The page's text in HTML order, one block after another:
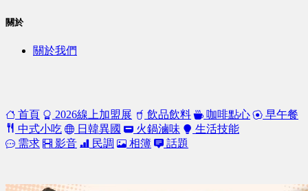
關於
關於我們
首頁 2026線上加盟展 飲品飲料 咖啡點心
早午餐
中式小吃
日韓異國 火鍋滷味
生活技能
需求
影音 民調 相簿 話題